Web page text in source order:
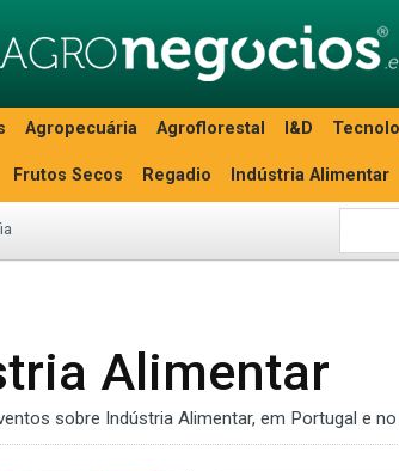
Agropecuária Agroflorestal I&D
Frutos Secos Regadio Indústria Alimentar
Alimentar
sobre Indústria Alimentar, em Portugal e